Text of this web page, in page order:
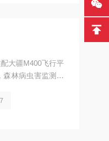
大疆M400飞行平
林病虫害监测与
土壤监测，农畜